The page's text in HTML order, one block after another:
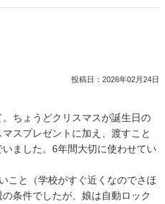
投稿日： 2026年02月24日
ちょうどクリスマスが誕生日の
スプレゼントに加え、渡すこと
ました。6年間大切に使わせてい
こと（学校がすぐ近くなのでさほ
条件でしたが、娘は自動ロック